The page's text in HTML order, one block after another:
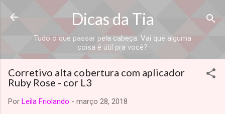
Dicas da Tia
Tudo o que passar pela cabeça. Vai que alguma
coisa é útil pra você?
Corretivo alta cobertura com aplicador
Ruby Rose - cor L3
Por Leila Friolando - março 28, 2018